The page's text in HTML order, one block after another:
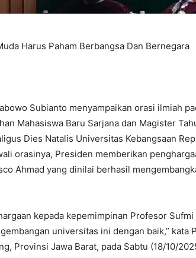
Harus Paham Berbangsa Dan Bernegara
Subianto menyampaikan orasi ilmiah
Mahasiswa Baru Sarjana dan Magister
Dies Natalis Universitas Kebangsaan
orasinya, Presiden memberikan
Ahmad yang dinilai berhasil
kepada kepemimpinan Profesor Sufmi
universitas ini dengan baik,” kata
Provinsi Jawa Barat, pada Sabtu (18/10/